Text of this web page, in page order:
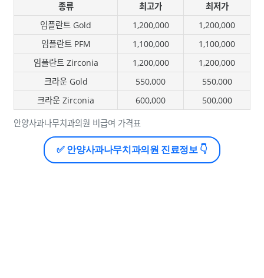
안양사과나무치과의원 비급여 가격표
종류 최고가
최저가
임플란트 Gold
1,200,000
1,200,000
임플란트 PFM
1,100,000
1,100,000
임플란트 Zirconia
1,200,000
1,200,000
크라운 Gold
550,000
550,000
크라운 Zirconia
600,000 500,000
✅ 안양사과나무치과의원 진료정보 👇